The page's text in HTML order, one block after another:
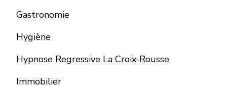
Gastronomie
Hygiène
Hypnose Regressive La Croix-Rousse
Immobilier